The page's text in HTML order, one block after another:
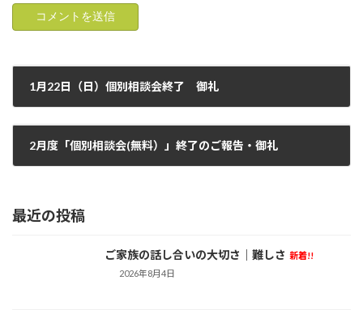
1月22日（日）個別相談会終了 御礼
2月度「個別相談会(無料）」終了のご報告・御礼
最近の投稿
ご家族の話し合いの大切さ｜難しさ 新着!!
2026年8月4日